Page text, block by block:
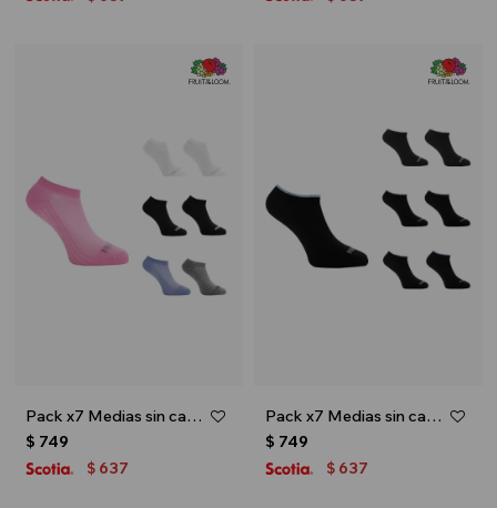
Pack x7 Medias sin caña con diseño para dama - Multicolor
$ 749
$ 637
Pack x7 Medias sin caña con diseño para dama - Negro
$ 749
$ 637